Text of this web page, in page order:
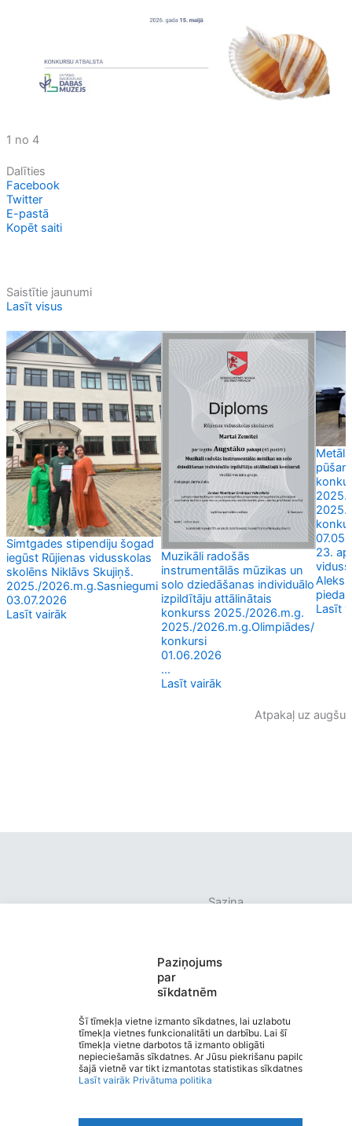
Paziņojums
par
sīkdatnēm
Šī tīmekļa vietne izmanto sīkdatnes, lai uzlabotu
tīmekļa vietnes funkcionalitāti un darbību. Lai šī
tīmekļa vietne darbotos tā izmanto obligāti
nepieciešamās sīkdatnes. Ar Jūsu piekrišanu papildus
šajā vietnē var tikt izmantotas statistikas sīkdatnes.
Lasīt vairāk Privātuma politika
1 no 4
Dalīties
Facebook
Twitter
E-pastā
Kopēt saiti
Saistītie jaunumi
Lasīt visus
Simtgades stipendiju šogad
iegūst Rūjienas vidusskolas
skolēns Niklāvs Skujiņš.
2025./2026.m.g.Sasniegumi
03.07.2026
Lasīt vairāk
Muzikāli radošās
instrumentālās mūzikas un
solo dziedāšanas individuālo
izpildītāju attālinātais
konkurss 2025./2026.m.g.
2025./2026.m.g.Olimpiādes/
konkursi
01.06.2026
...
Lasīt vairāk
Metāla
23.
Lasīt
Atpakaļ uz augšu
Rūjienas vidusskola
Saziņa
Privātuma politika
Piekļūstamība